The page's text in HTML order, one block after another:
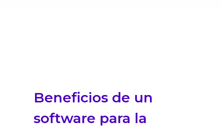
Beneficios de un
software para la